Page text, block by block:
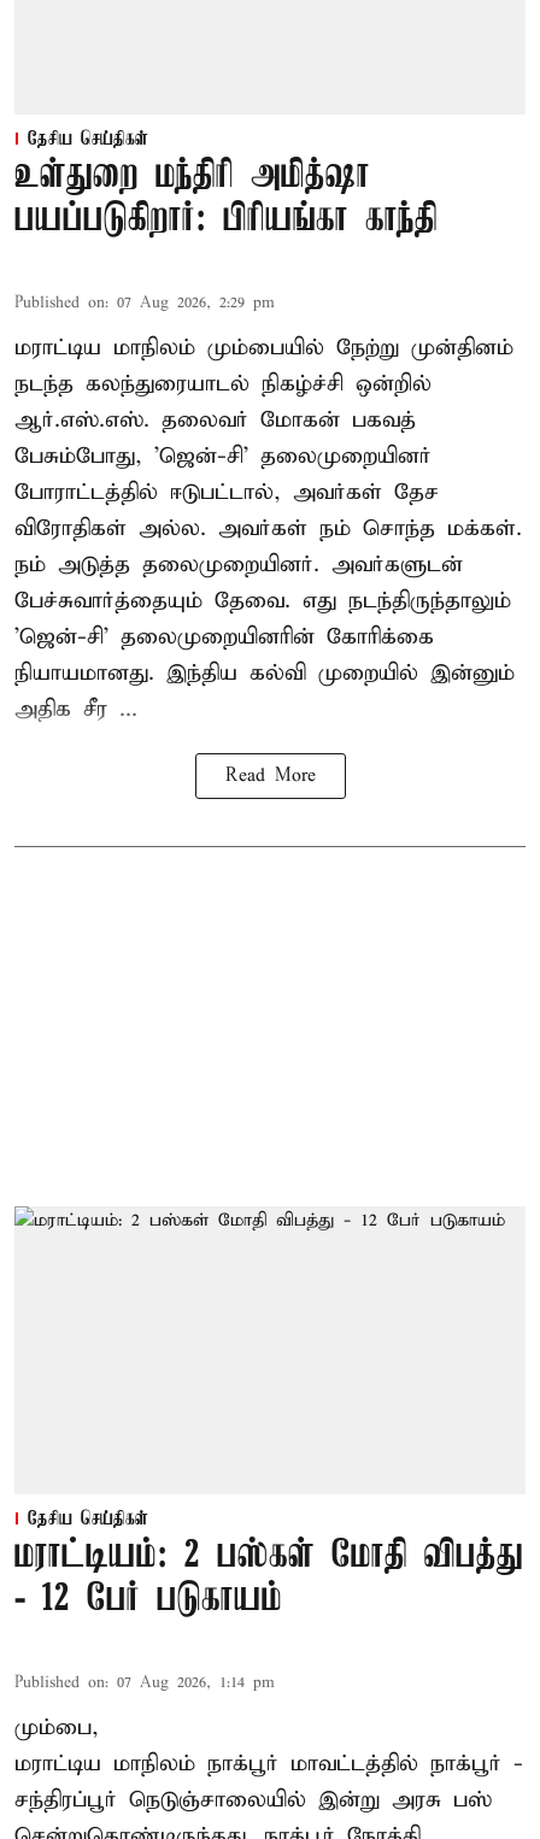
தேசிய செய்திகள்
உள்துறை மந்திரி அமித்ஷா
பயப்படுகிறார்: பிரியங்கா காந்தி
Published on: 07 Aug 2026, 2:29 pm
மராட்டிய மாநிலம் மும்பையில் நேற்று முன்தினம்
நடந்த கலந்துரையாடல் நிகழ்ச்சி ஒன்றில்
ஆர்.எஸ்.எஸ். தலைவர் மோகன் பகவத்
பேசும்போது, 'ஜென்-சி' தலைமுறையினர்
போராட்டத்தில் ஈடுபட்டால், அவர்கள் தேச
விரோதிகள் அல்ல. அவர்கள் நம் சொந்த மக்கள்.
நம் அடுத்த தலைமுறையினர். அவர்களுடன்
பேச்சுவார்த்தையும் தேவை. எது நடந்திருந்தாலும்
'ஜென்-சி' தலைமுறையினரின் கோரிக்கை
நியாயமானது. இந்திய கல்வி முறையில் இன்னும்
அதிக சீர ...
Read More
தேசிய செய்திகள்
மராட்டியம்: 2 பஸ்கள் மோதி விபத்து
- 12 பேர் படுகாயம்
Published on: 07 Aug 2026, 1:14 pm
மும்பை,
மராட்டிய மாநிலம் நாக்பூர் மாவட்டத்தில் நாக்பூர் -
சந்திரப்பூர் நெடுஞ்சாலையில் இன்று அரசு பஸ்